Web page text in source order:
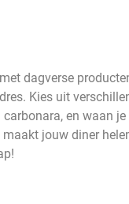
dagverse
Kies uit
en waan je
jouw diner